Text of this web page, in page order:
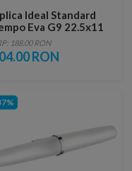
Ideal Standard
Eva G9 22.5x11
188.00 RON
RON